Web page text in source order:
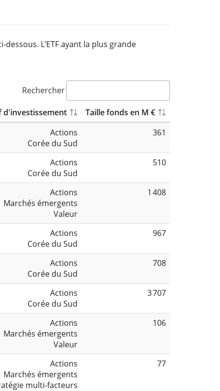
L’ETF ayant la plus grande
Rechercher
d'investissement
Taille fonds en M €
Actions
Corée du Sud
361
Actions
Corée du Sud
510
Actions
Marchés émergents
Valeur
1 408
Actions
Corée du Sud
967
Actions
Corée du Sud
708
Actions
Corée du Sud
3 707
Actions
Marchés émergents
Valeur
106
Actions
Marchés émergents
multi-facteurs
77